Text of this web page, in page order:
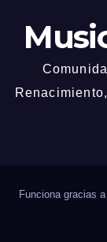
Funciona gracias